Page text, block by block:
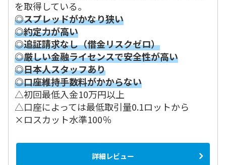
を取得している。
◎スプレッドがかなり狭い
◎約定力が高い
◎追証請求なし（借金リスクゼロ）
◎厳しい金融ライセンスで安全性が高い
◎日本人スタッフあり
◎口座維持手数料がかからない
△初回最低入金10万円以上
△口座によっては最低取引量0.1ロットから
×ロスカット水準100％
詳細レビュー